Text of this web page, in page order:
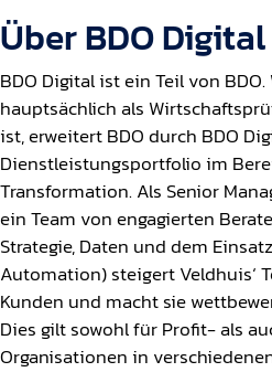
Über BDO Digital
BDO Digital ist ein Teil von BDO.
hauptsächlich als
ist, erweitert BDO durch BDO
Dienstleistungsportfolio im
Transformation. Als Senior
ein Team von engagierten
Strategie, Daten und dem
Automation) steigert Veldhuis‘
Kunden und macht sie
Dies gilt sowohl für Profit- als
Organisationen in